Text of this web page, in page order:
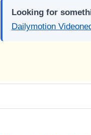
Looking for
Dailymotion